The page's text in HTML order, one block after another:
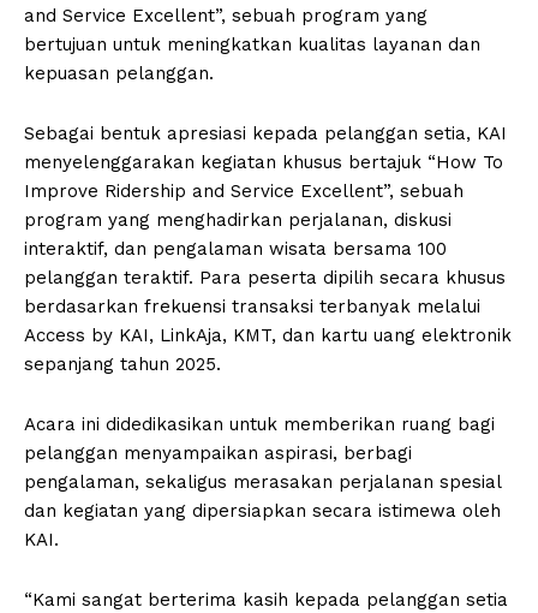
and Service Excellent”, sebuah program yang
bertujuan untuk meningkatkan kualitas layanan dan
kepuasan pelanggan.
Sebagai bentuk apresiasi kepada pelanggan setia, KAI
menyelenggarakan kegiatan khusus bertajuk “How To
Improve Ridership and Service Excellent”, sebuah
program yang menghadirkan perjalanan, diskusi
interaktif, dan pengalaman wisata bersama 100
pelanggan teraktif. Para peserta dipilih secara khusus
berdasarkan frekuensi transaksi terbanyak melalui
Access by KAI, LinkAja, KMT, dan kartu uang elektronik
sepanjang tahun 2025.
Acara ini didedikasikan untuk memberikan ruang bagi
pelanggan menyampaikan aspirasi, berbagi
pengalaman, sekaligus merasakan perjalanan spesial
dan kegiatan yang dipersiapkan secara istimewa oleh
KAI.
“Kami sangat berterima kasih kepada pelanggan setia